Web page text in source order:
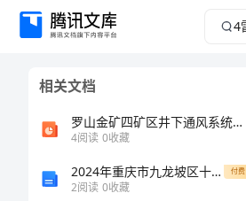
相关文档
罗山金矿四矿区井下通风系统优化设计
4阅读 0收藏
2024年重庆市九龙坡区十校化学九上期末达标测试试题含解析 付费
2阅读 0收藏